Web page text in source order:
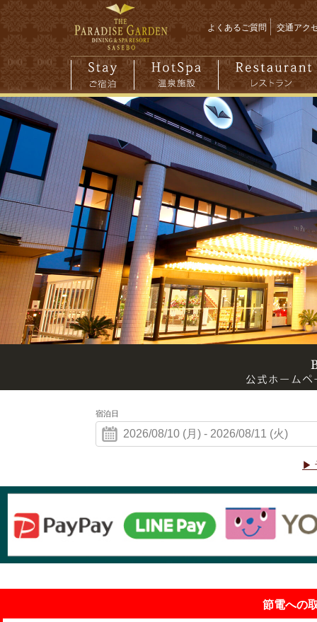
よくあるご質問 交通アク
宿泊日
▶
節電への